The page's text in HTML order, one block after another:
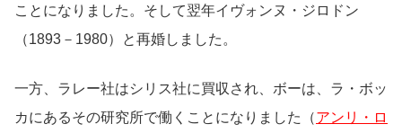
ことになりました。そして翌年イヴォンヌ・ジロドン
（1893－1980）と再婚しました。
一方、ラレー社はシリス社に買収され、ボーは、ラ・ボッ
カにあるその研究所で働くことになりました（アンリ・ロ